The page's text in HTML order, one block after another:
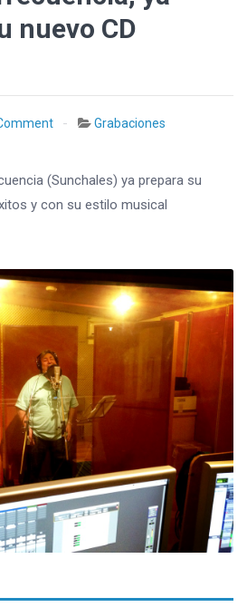
nuevo CD
Grabaciones
(Sunchales) ya prepara su
y con su estilo musical